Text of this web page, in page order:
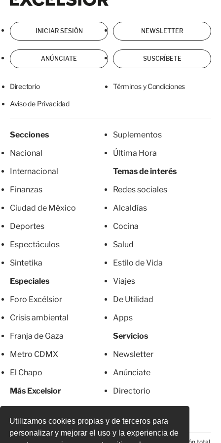
Utilizamos cookies propias y de terceros para
personalizar y mejorar el uso y la experiencia de
INICIAR SESIÓN NEWSLETTER
ANÚNCIATE SUSCRÍBETE
Directorio Términos y Condiciones
Aviso de Privacidad
Secciones
Nacional
Internacional
Finanzas
Ciudad de México
Deportes
Espectáculos
Sintetika
Especiales
Foro Excélsior
Crisis ambiental
Franja de Gaza
Metro CDMX
El Chapo
Más Excelsior
Suplementos
Última Hora
Temas de interés
Redes sociales
Alcaldías
Cocina
Salud
Estilo de Vida
Viajes
De Utilidad
Apps
Servicios
Newsletter
Anúnciate
Directorio